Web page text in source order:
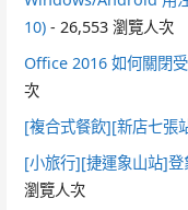
10) - 26,553 瀏覽人次
Office 2016 如何關閉
次
[複合式餐飲][新店七張
[小旅行][捷運象山站]
瀏覽人次